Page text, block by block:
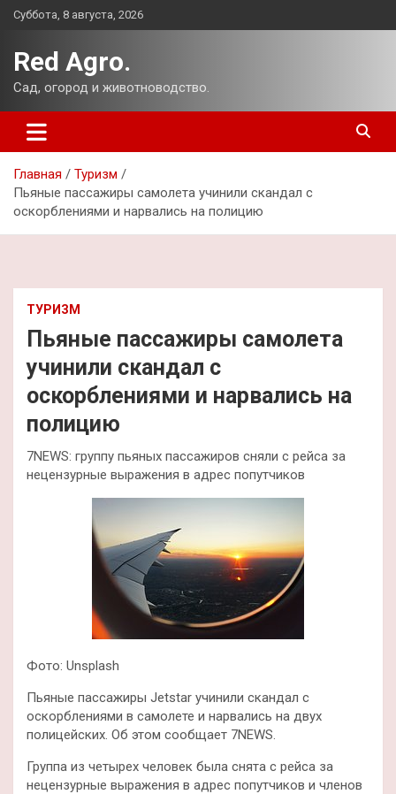
Перейти
Суббота, 8 августа, 2026
Red Agro.
Сад, огород и животноводство.
Главная
Туризм
Пьяные пассажиры самолета учинили скандал с
оскорблениями и нарвались на полицию
ТУРИЗМ
Пьяные пассажиры самолета
учинили скандал с
оскорблениями и нарвались на
полицию
7NEWS: группу пьяных пассажиров сняли с рейса за
нецензурные выражения в адрес попутчиков
Фото: Unsplash
Пьяные пассажиры Jetstar учинили скандал с
оскорблениями в самолете и нарвались на двух
полицейских. Об этом сообщает 7NEWS.
Группа из четырех человек была снята с рейса за
нецензурные выражения в адрес попутчиков и членов